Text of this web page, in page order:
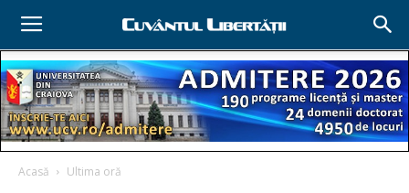
Acasă Ultima oră